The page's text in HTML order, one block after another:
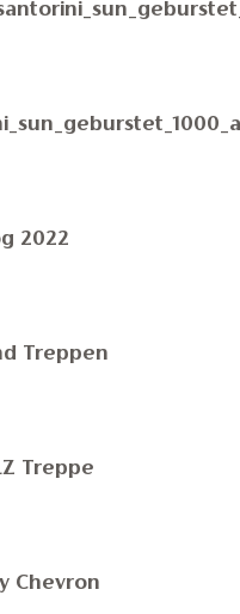
2022
Treppen
Treppe
Chevron